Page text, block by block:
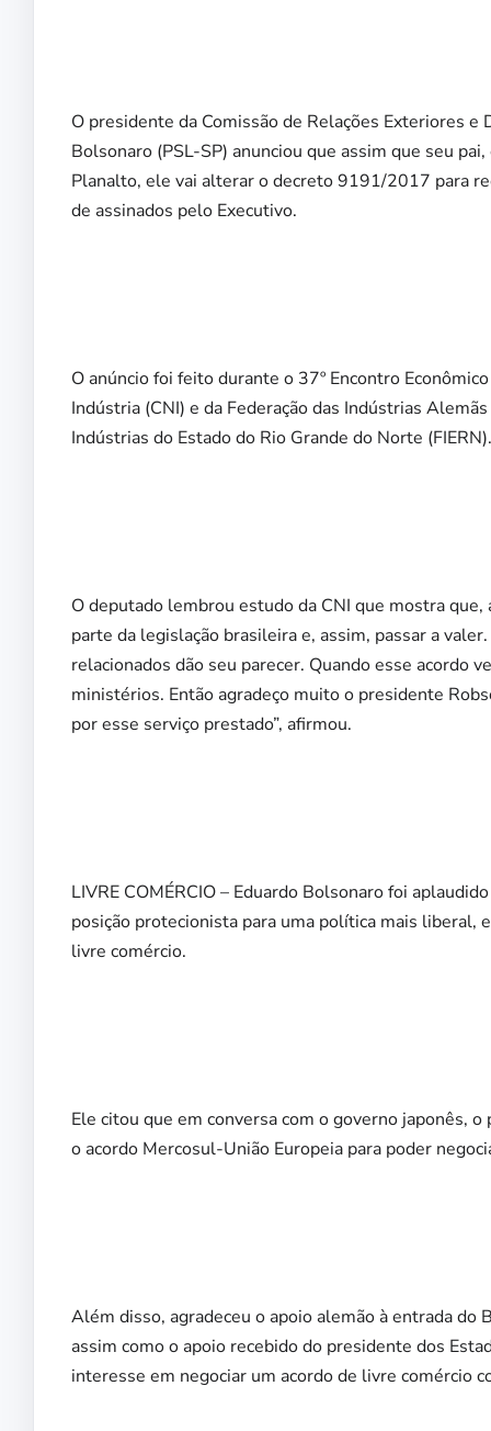
O presidente da Comissão de Relações Exteriores
Bolsonaro (PSL-SP) anunciou que assim que seu
Planalto, ele vai alterar o decreto 9191/2017 para
de assinados pelo Executivo.
O anúncio foi feito durante o 37º Encontro
Indústria (CNI) e da Federação das Indústrias
Indústrias do Estado do Rio Grande do Norte (FIERN).
O deputado lembrou estudo da CNI que mostra
parte da legislação brasileira e, assim, passar a
relacionados dão seu parecer. Quando esse acordo
ministérios. Então agradeço muito o presidente
por esse serviço prestado”, afirmou.
LIVRE COMÉRCIO – Eduardo Bolsonaro foi
posição protecionista para uma política mais liberal,
livre comércio.
Ele citou que em conversa com o governo japonês,
o acordo Mercosul-União Europeia para poder
Além disso, agradeceu o apoio alemão à entrada do
assim como o apoio recebido do presidente dos
interesse em negociar um acordo de livre comércio